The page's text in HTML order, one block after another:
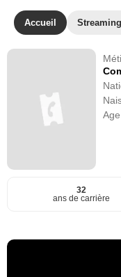
Accueil Streaming
32
ans de carrière